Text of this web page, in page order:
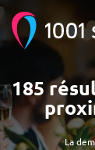
La
185